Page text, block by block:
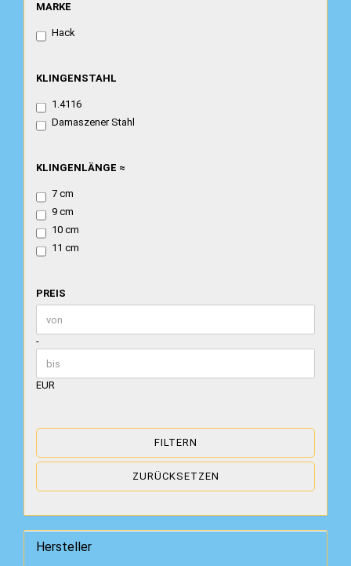
MARKE
MARKE
Hack
KLINGENSTAHL
KLINGENSTAHL
1.4116
Damaszener Stahl
KLINGENLÄNGE
KLINGENLÄNGE ≈
7 cm
9 cm
10 cm
11 cm
PREIS
PREIS
Preis bis
-
EUR
FILTERN
ZURÜCKSETZEN
Hersteller